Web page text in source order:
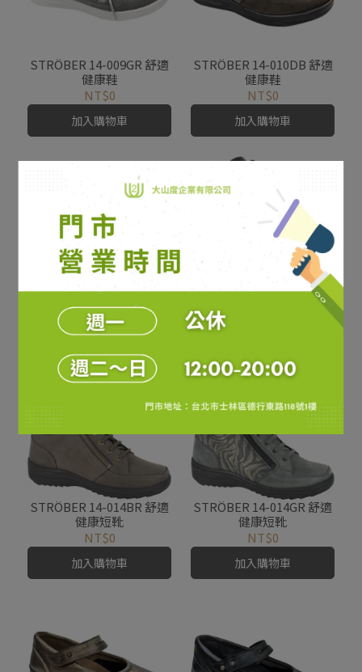
STRÖBER 14-009GR 舒適
健康鞋
NT$0
加入購物車
STRÖBER 14-010DB 舒適
健康鞋
NT$0
加入購物車
STRÖBER 14-013BK 舒適
健康鞋
NT$0
加入購物車
STRÖBER 14-014BK 舒適
NT$0
STRÖBER 14-014BR 舒適
健康短靴
NT$0
加入購物車
STRÖBER 14-014GR 舒適
健康短靴
NT$0
加入購物車